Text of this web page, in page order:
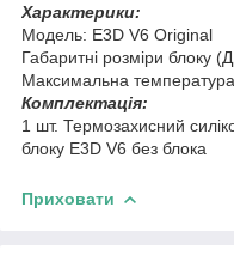
Характерики:
Модель: E3D V6 Original
Габаритні розміри блоку
Максимальна
Комплектація:
1 шт. Термозахисний
блоку E3D V6 без блока
Приховати